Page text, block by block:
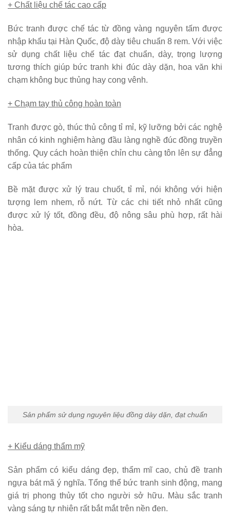
+ Chất liệu chế tác cao cấp
Bức tranh được chế tác từ đồng vàng nguyên tấm được
nhập khẩu tại Hàn Quốc, độ dày tiêu chuẩn 8 rem. Với việc
sử dụng chất liệu chế tác đạt chuẩn, dày, trọng lượng
tương thích giúp bức tranh khi đúc dày dặn, hoa văn khi
chạm không bục thủng hay cong vênh.
+ Chạm tay thủ công hoàn toàn
Tranh được gò, thúc thủ công tỉ mỉ, kỹ lưỡng bởi các nghệ
nhân có kinh nghiệm hàng đầu làng nghề đúc đồng truyền
thống. Quy cách hoàn thiện chỉn chu càng tôn lên sự đẳng
cấp của tác phẩm
Bề mặt được xử lý trau chuốt, tỉ mỉ, nói không với hiện
tượng lem nhem, rỗ nứt. Từ các chi tiết nhỏ nhất cũng
được xử lý tốt, đồng đều, độ nông sâu phù hợp, rất hài
hòa.
Sản phẩm sử dụng nguyên liệu đồng dày dặn, đạt chuẩn
+ Kiểu dáng thẩm mỹ
Sản phẩm có kiểu dáng đẹp, thẩm mĩ cao, chủ đề tranh
ngựa bát mã ý nghĩa. Tổng thể bức tranh sinh động, mang
giá trị phong thủy tốt cho người sở hữu. Màu sắc tranh
vàng sáng tự nhiên rất bắt mắt trên nền đen.